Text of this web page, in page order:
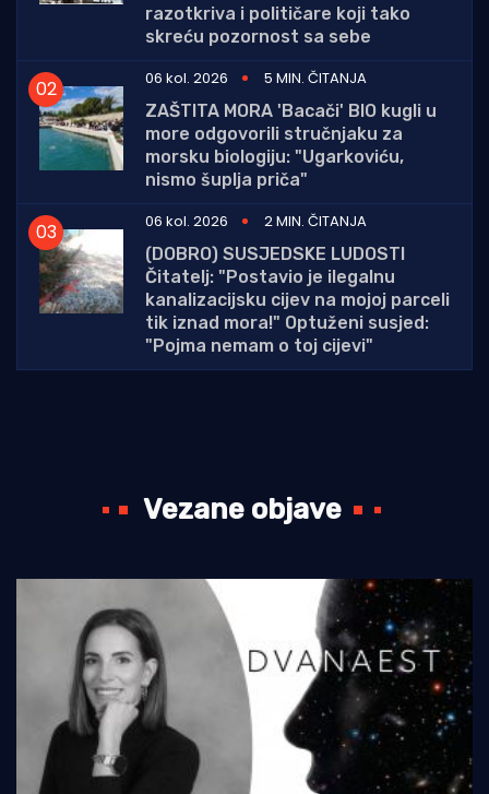
razotkriva i političare koji tako
skreću pozornost sa sebe
06 kol. 2026
5 MIN. ČITANJA
ZAŠTITA MORA 'Bacači' BIO kugli u
more odgovorili stručnjaku za
morsku biologiju: "Ugarkoviću,
nismo šuplja priča"
06 kol. 2026
2 MIN. ČITANJA
(DOBRO) SUSJEDSKE LUDOSTI
Čitatelj: "Postavio je ilegalnu
kanalizacijsku cijev na mojoj parceli
tik iznad mora!" Optuženi susjed:
"Pojma nemam o toj cijevi"
Vezane objave